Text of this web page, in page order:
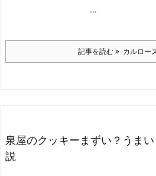
...
記事を読む カルロー
泉屋のクッキーまずい？うま
説